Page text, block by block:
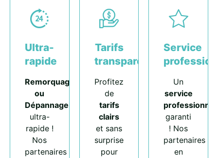
Ultra-
rapide
Remorquage
ou
Dépannage
ultra-
rapide !
Nos
partenaires
Tarifs
transparents
Profitez
de
tarifs
clairs
et sans
surprise
pour
Service
Un
service
professionnel
garanti
! Nos
partenaires
en